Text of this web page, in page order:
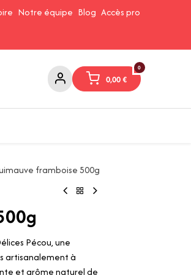
Notre équipe Blog Accès pro
0
0,00€
framboise 500g
Pécou, une
artisanalement à
et arôme naturel de